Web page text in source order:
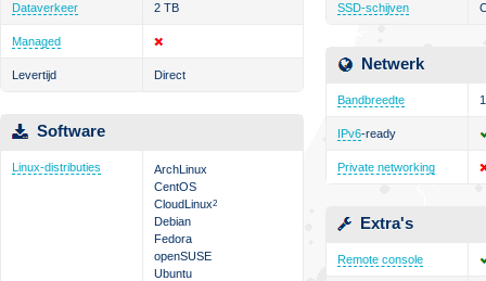
Dataverkeer 2 TB
Managed
Levertijd Direct
Software
Linux-distributies
ArchLinux
CentOS
CloudLinux2
Debian
Fedora
openSUSE
Ubuntu
SSD-schijven
Netwerk
Bandbreedte
IPv6-ready
Private networking
Extra's
Remote console